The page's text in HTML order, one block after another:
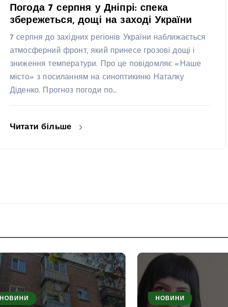
Погода 7 серпня у Дніпрі: спека
збережеться, дощі на заході України
7 серпня до західних регіонів України наближається
атмосферний фронт, який принесе грозові дощі і
зниження температури. Про це повідомляє «Наше
місто» з посиланням на синоптикиню Наталку
Діденко. Прогноз погоди по…
Читати більше
НОВИНИ НОВИНИ